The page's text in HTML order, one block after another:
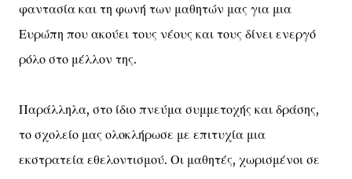
φαντασία και τη φωνή των μαθητών μας για μια
Ευρώπη που ακούει τους νέους και τους δίνει ενεργό
ρόλο στο μέλλον της.
Παράλληλα, στο ίδιο πνεύμα συμμετοχής και δράσης,
το σχολείο μας ολοκλήρωσε με επιτυχία μια
εκστρατεία εθελοντισμού. Οι μαθητές, χωρισμένοι σε